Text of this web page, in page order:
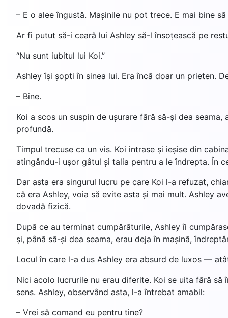
– E o alee îngustă. Mașinile nu pot trece. E mai bine
Ar fi putut să-i ceară lui Ashley să-l însoțească pe
“Nu sunt iubitul lui Koi.”
Ashley își șopti în sinea lui. Era încă doar un prieten.
– Bine.
Koi a scos un suspin de ușurare fără să-și dea
profundă.
Timpul trecuse ca un vis. Koi intrase și ieșise din
atingându-i ușor gâtul și talia pentru a le îndrepta. În
Dar asta era singurul lucru pe care Koi l-a refuzat,
că era Ashley, voia să evite asta și mai mult. Ashley
dovadă fizică.
După ce au terminat cumpărăturile, Ashley îi
și, până să-și dea seama, erau deja în mașină,
Locul în care l-a dus Ashley era absurd de luxos —
Nici acolo lucrurile nu erau diferite. Koi se uita fără
sens. Ashley, observând asta, l-a întrebat amabil:
– Vrei să comand eu pentru tine?